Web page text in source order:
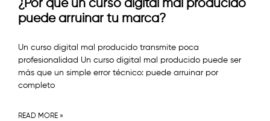
¿Por qué un curso digital mal producido
puede arruinar tu marca?
Un curso digital mal producido transmite poca
profesionalidad Un curso digital mal producido puede ser
más que un simple error técnico: puede arruinar por
completo
READ MORE »